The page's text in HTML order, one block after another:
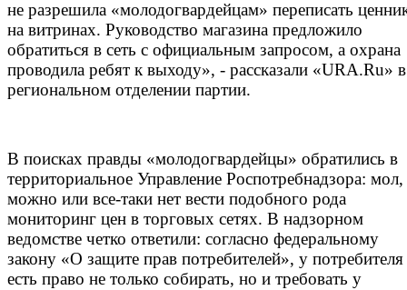
не разрешила «молодогвардейцам» переписать
на витринах. Руководство магазина предложило
обратиться в сеть с официальным запросом, а охрана
проводила ребят к выходу», - рассказали «URA.Ru» в
региональном отделении партии.
В поисках правды «молодогвардейцы» обратились в
территориальное Управление Роспотребнадзора: мол,
можно или все-таки нет вести подобного рода
мониторинг цен в торговых сетях. В надзорном
ведомстве четко ответили: согласно федеральному
закону «О защите прав потребителей», у потребителя
есть право не только собирать, но и требовать у